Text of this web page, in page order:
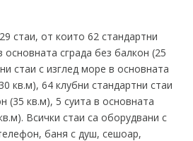
стаи, от които 62 стандартни
основната сграда без балкон (25
стаи с изглед море в основната
кв.м), 64 клубни стандартни стаи
(35 кв.м), 5 суита в основната
Всички стаи са оборудвани с
баня с душ, сешоар,